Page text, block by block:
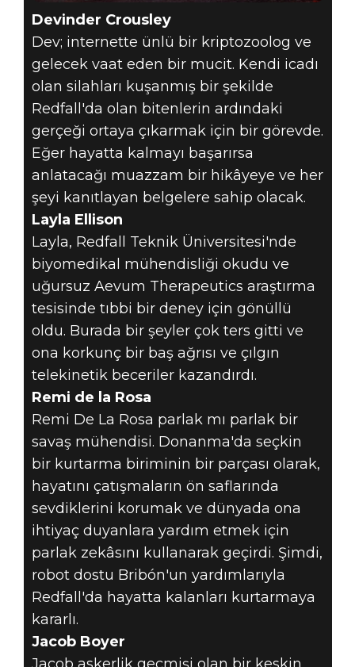
Devinder Crousley
Dev; internette ünlü bir kriptozoolog ve
gelecek vaat eden bir mucit. Kendi icadı
olan silahları kuşanmış bir şekilde
Redfall'da olan bitenlerin ardındaki
gerçeği ortaya çıkarmak için bir görevde.
Eğer hayatta kalmayı başarırsa
anlatacağı muazzam bir hikâyeye ve her
şeyi kanıtlayan belgelere sahip olacak.
Layla Ellison
Layla, Redfall Teknik Üniversitesi'nde
biyomedikal mühendisliği okudu ve
uğursuz Aevum Therapeutics araştırma
tesisinde tıbbi bir deney için gönüllü
oldu. Burada bir şeyler çok ters gitti ve
ona korkunç bir baş ağrısı ve çılgın
telekinetik beceriler kazandırdı.
Remi de la Rosa
Remi De La Rosa parlak mı parlak bir
savaş mühendisi. Donanma'da seçkin
bir kurtarma biriminin bir parçası olarak,
hayatını çatışmaların ön saflarında
sevdiklerini korumak ve dünyada ona
ihtiyaç duyanlara yardım etmek için
parlak zekâsını kullanarak geçirdi. Şimdi,
robot dostu Bribón'un yardımlarıyla
Redfall'da hayatta kalanları kurtarmaya
kararlı.
Jacob Boyer